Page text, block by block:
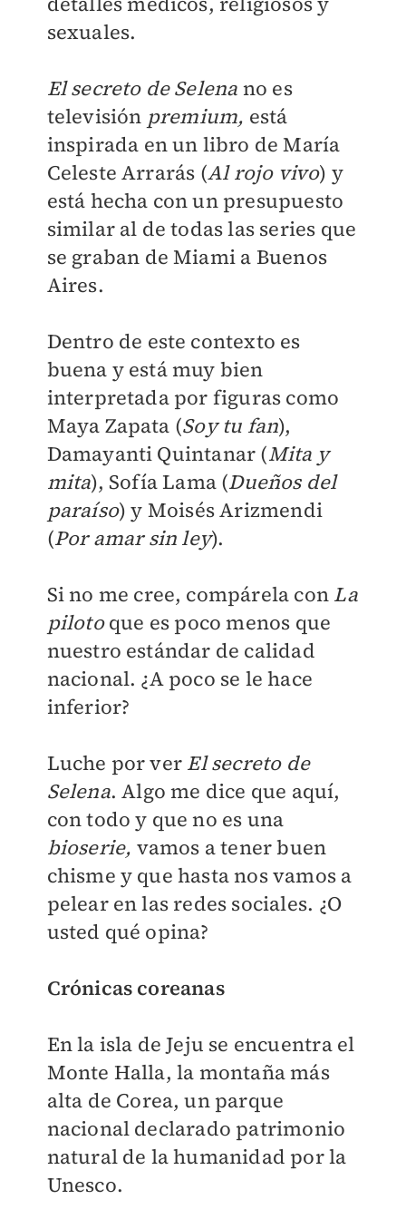
sexuales.
El secreto de Selena no es
televisión premium, está
inspirada en un libro de María
Celeste Arrarás (Al rojo vivo) y
está hecha con un presupuesto
similar al de todas las series que
se graban de Miami a Buenos
Aires.
Dentro de este contexto es
buena y está muy bien
interpretada por figuras como
Maya Zapata (Soy tu fan),
Damayanti Quintanar (Mita y
mita), Sofía Lama (Dueños del
paraíso) y Moisés Arizmendi
(Por amar sin ley).
Si no me cree, compárela con La
pilotoque es poco menos que
nuestro estándar de calidad
nacional. ¿A poco se le hace
inferior?
Luche por ver El secreto de
Selena. Algo me dice que aquí,
con todo y que no es una
bioserie, vamos a tener buen
chisme y que hasta nos vamos a
pelear en las redes sociales. ¿O
usted qué opina?
Crónicas coreanas
En la isla de Jeju se encuentra el
Monte Halla, la montaña más
alta de Corea, un parque
nacional declarado patrimonio
natural de la humanidad por la
Unesco.